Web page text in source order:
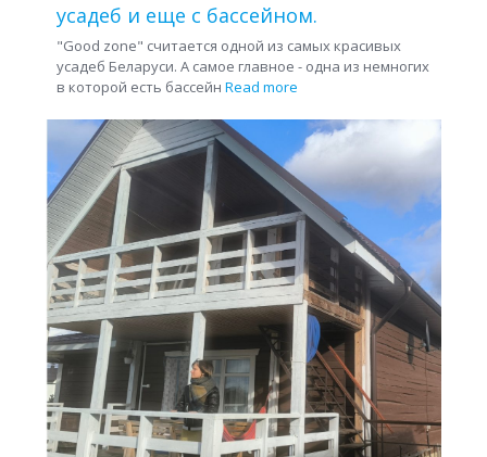
усадеб и еще с бассейном.
"Good zone" считается одной из самых красивых
усадеб Беларуси. А самое главное - одна из немногих
в которой есть бассейн Read more